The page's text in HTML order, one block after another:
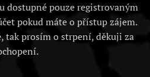
dostupné pouze registrovaným
pokud máte o přístup zájem.
tak prosím o strpení, děkuji za